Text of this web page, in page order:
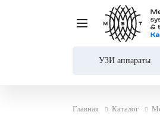
УЗИ аппараты
Главная Каталог